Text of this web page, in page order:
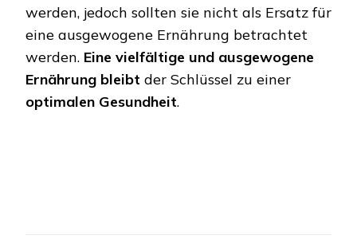
werden, jedoch sollten sie nicht als Ersatz für
eine ausgewogene Ernährung betrachtet
werden. Eine vielfältige und ausgewogene
Ernährung bleibt der Schlüssel zu einer
optimalen Gesundheit.